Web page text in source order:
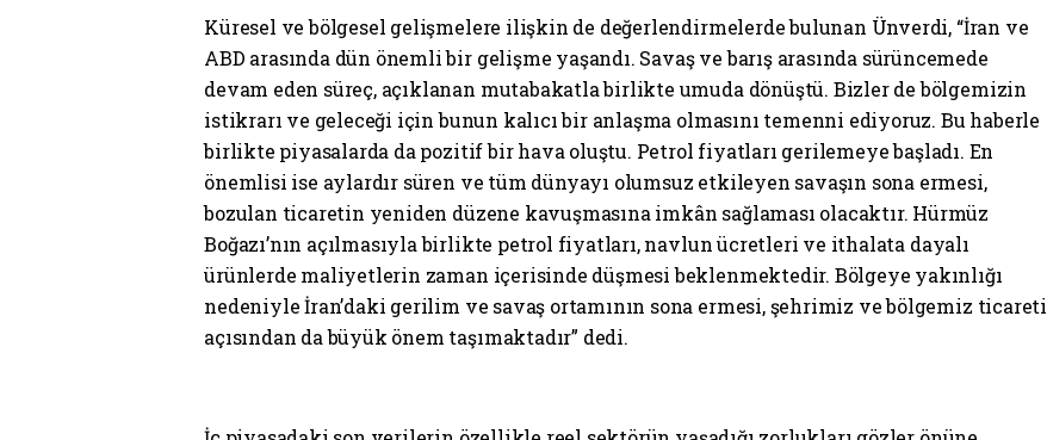
Küresel ve bölgesel gelişmelere ilişkin de değerlendirmelerde bulunan Ünverdi, “İran ve
ABD arasında dün önemli bir gelişme yaşandı. Savaş ve barış arasında sürüncemede
devam eden süreç, açıklanan mutabakatla birlikte umuda dönüştü. Bizler de bölgemizin
istikrarı ve geleceği için bunun kalıcı bir anlaşma olmasını temenni ediyoruz. Bu haberle
birlikte piyasalarda da pozitif bir hava oluştu. Petrol fiyatları gerilemeye başladı. En
önemlisi ise aylardır süren ve tüm dünyayı olumsuz etkileyen savaşın sona ermesi,
bozulan ticaretin yeniden düzene kavuşmasına imkân sağlaması olacaktır. Hürmüz
Boğazı’nın açılmasıyla birlikte petrol fiyatları, navlun ücretleri ve ithalata dayalı
ürünlerde maliyetlerin zaman içerisinde düşmesi beklenmektedir. Bölgeye yakınlığı
nedeniyle İran’daki gerilim ve savaş ortamının sona ermesi, şehrimiz ve bölgemiz ticareti
açısından da büyük önem taşımaktadır” dedi.